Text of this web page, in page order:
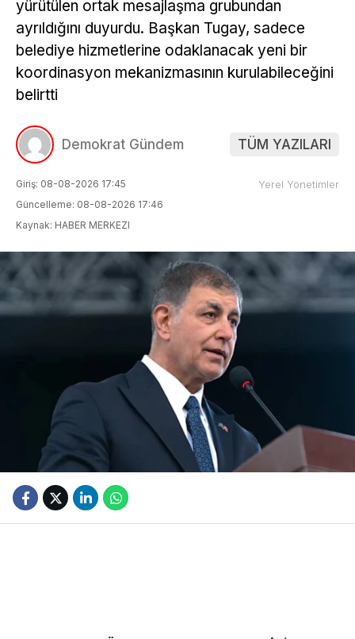
yürütülen ortak mesajlaşma grubundan
ayrıldığını duyurdu. Başkan Tugay, sadece
belediye hizmetlerine odaklanacak yeni bir
koordinasyon mekanizmasının kurulabileceğini
belirtti
Demokrat Gündem TÜM YAZILARI
Giriş: 08-08-2026 17:45
Güncelleme: 08-08-2026 17:46
Kaynak: HABER MERKEZI
Yerel Yönetimler